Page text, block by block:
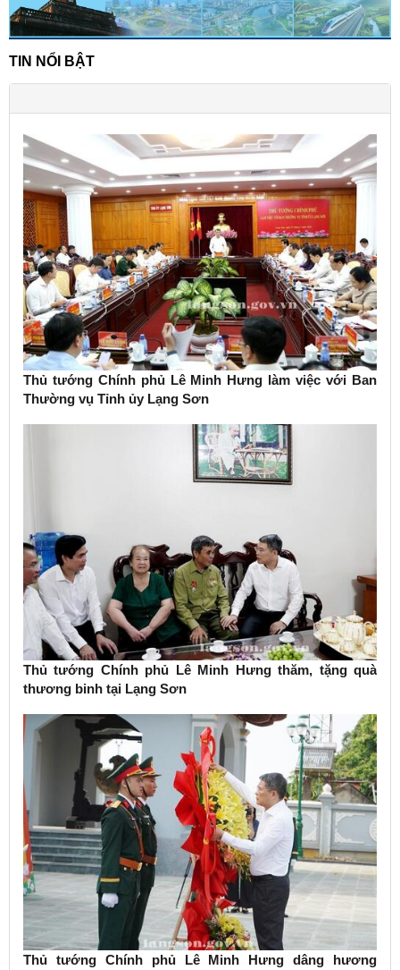
TIN NỔI BẬT
Thủ tướng Chính phủ Lê Minh Hưng làm việc với Ban
Thường vụ Tỉnh ủy Lạng Sơn
Thủ tướng Chính phủ Lê Minh Hưng thăm, tặng quà
thương binh tại Lạng Sơn
Thủ tướng Chính phủ Lê Minh Hưng dâng hương